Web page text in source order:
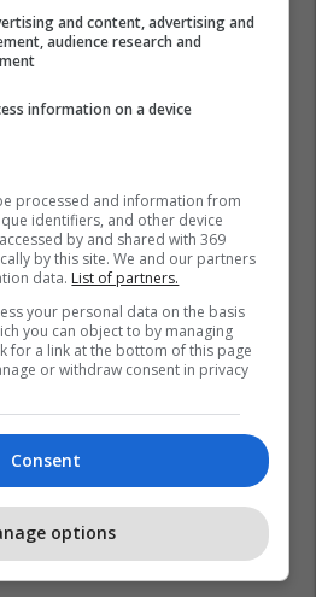
and content, advertising and
audience research and
information on a device
processed and information from
identifiers, and other device
by and shared with 369
by this site. We and our partners
data. List of partners.
your personal data on the basis
you can object to by managing
for a link at the bottom of this page
or withdraw consent in privacy
Consent
options